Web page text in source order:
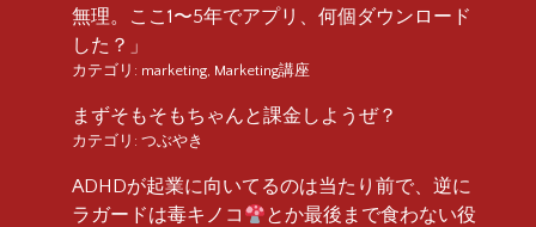
無理。ここ1〜5年でアプリ、何個ダウンロード
した？」
カテゴリ: marketing, Marketing講座
まずそもそもちゃんと課金しようぜ？
カテゴリ: つぶやき
ADHDが起業に向いてるのは当たり前で、逆に
ラガードは毒キノコ
とか最後まで食わない役